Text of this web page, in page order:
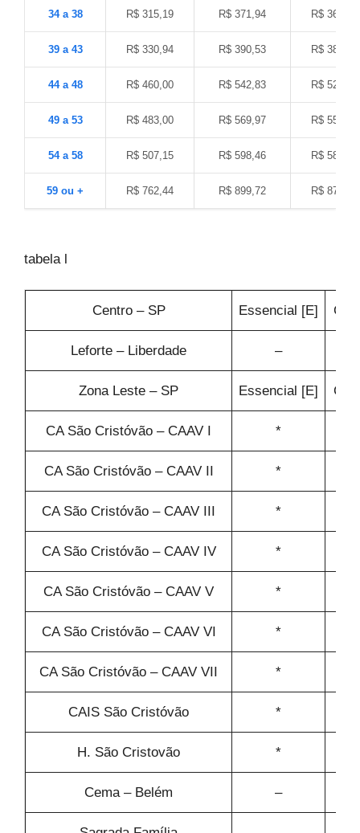
34 a 38 R$ 315,19 R$ 371,94 R$ 362,48
39 a 43 R$ 330,94 R$ 390,53 R$ 380,60
44 a 48 R$ 460,00 R$ 542,83 R$ 529,03
49 a 53 R$ 483,00 R$ 569,97 R$ 555,48
54 a 58 R$ 507,15 R$ 598,46 R$ 583,25
59 ou + R$ 762,44 R$ 899,72 R$ 876,85
tabela l
Centro – SP Essencial [E]
Leforte – Liberdade –
Zona Leste – SP Essencial [E]
CA São Cristóvão – CAAV I *
CA São Cristóvão – CAAV II *
CA São Cristóvão – CAAV III *
CA São Cristóvão – CAAV IV *
CA São Cristóvão – CAAV V *
CA São Cristóvão – CAAV VI *
CA São Cristóvão – CAAV VII *
CAIS São Cristóvão *
H. São Cristovão *
Cema – Belém –